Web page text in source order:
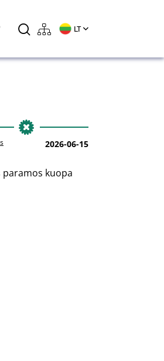
LT
2026-06-15
paramos kuopa